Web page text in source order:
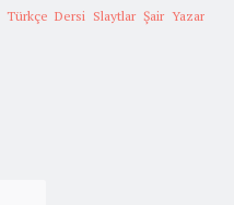
Türkçe Dersi Slaytlar Şair Yazar